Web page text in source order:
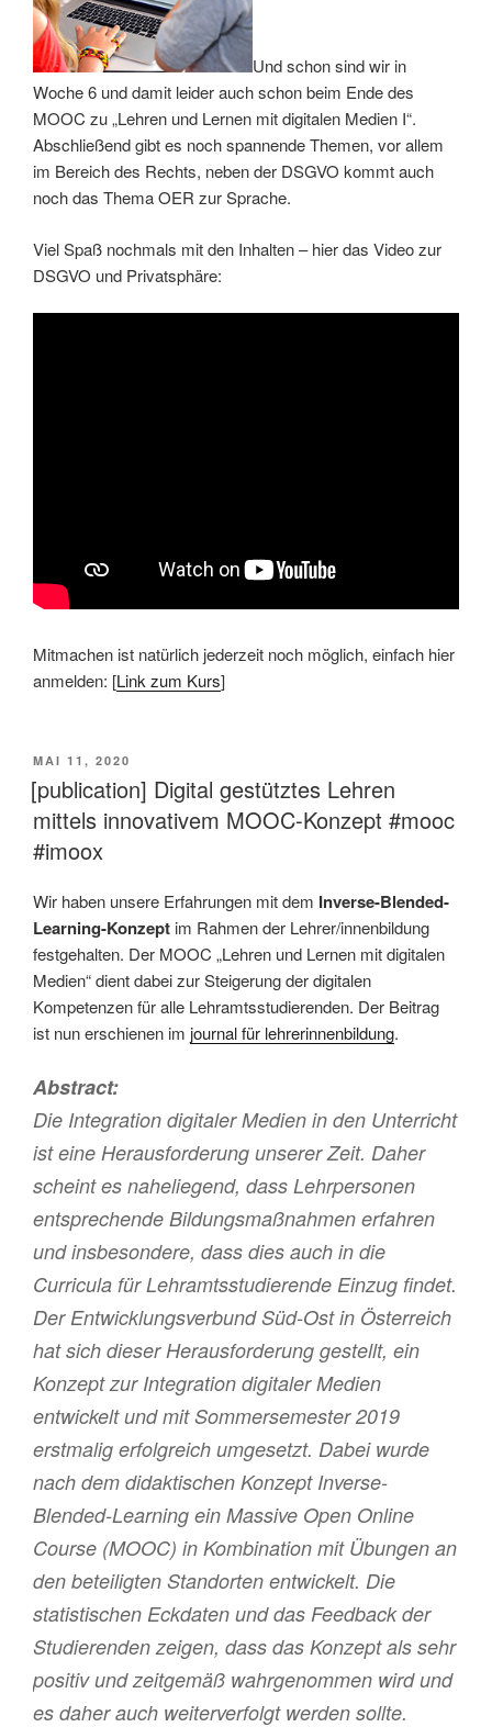
Und schon sind wir in
Woche 6 und damit leider auch schon beim Ende des
MOOC zu „Lehren und Lernen mit digitalen Medien I“.
Abschließend gibt es noch spannende Themen, vor allem
im Bereich des Rechts, neben der DSGVO kommt auch
noch das Thema OER zur Sprache.
Viel Spaß nochmals mit den Inhalten – hier das Video zur
DSGVO und Privatsphäre:
Mitmachen ist natürlich jederzeit noch möglich, einfach hier
anmelden: [Link zum Kurs]
VERÖFFENTLICHT
AM
MAI 11, 2020
[publication] Digital gestütztes Lehren
mittels innovativem MOOC-Konzept #mooc
#imoox
Wir haben unsere Erfahrungen mit dem Inverse-Blended-
Learning-Konzept im Rahmen der Lehrer/innenbildung
festgehalten. Der MOOC „Lehren und Lernen mit digitalen
Medien“ dient dabei zur Steigerung der digitalen
Kompetenzen für alle Lehramtsstudierenden. Der Beitrag
ist nun erschienen im journal für lehrerinnenbildung.
Abstract:
Die Integration digitaler Medien in den Unterricht
ist eine Herausforderung unserer Zeit. Daher
scheint es naheliegend, dass Lehrpersonen
entsprechende Bildungsmaßnahmen erfahren
und insbesondere, dass dies auch in die
Curricula für Lehramtsstudierende Einzug findet.
Der Entwicklungsverbund Süd-Ost in Österreich
hat sich dieser Herausforderung gestellt, ein
Konzept zur Integration digitaler Medien
entwickelt und mit Sommersemester 2019
erstmalig erfolgreich umgesetzt. Dabei wurde
nach dem didaktischen Konzept Inverse-
Blended-Learning ein Massive Open Online
Course (MOOC) in Kombination mit Übungen an
den beteiligten Standorten entwickelt. Die
statistischen Eckdaten und das Feedback der
Studierenden zeigen, dass das Konzept als sehr
positiv und zeitgemäß wahrgenommen wird und
es daher auch weiterverfolgt werden sollte.